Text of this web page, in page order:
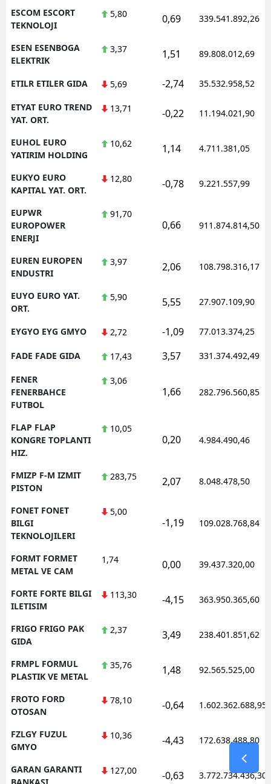
ESCOM ESCORT
TEKNOLOJI
5,80 0,69 339.541.892,26
ESEN ESENBOGA
ELEKTRIK
3,37 1,51 89.808.012,69
ETILR ETILER GIDA 5,69 -2,74 35.532.958,52
ETYAT EURO TREND
YAT. ORT.
13,71 -0,22 11.194.021,90
EUHOL EURO
YATIRIM HOLDING
10,62 1,14 4.711.381,05
EUKYO EURO
KAPITAL YAT. ORT.
12,80 -0,78 9.221.557,99
EUPWR
EUROPOWER
ENERJI
91,70
0,66 911.874.814,50
EUREN EUROPEN
ENDUSTRI
3,97 2,06 108.798.316,17
EUYO EURO YAT.
ORT.
5,90 5,55 27.907.109,90
EYGYO EYG GMYO 2,72 -1,09 77.013.374,25
FADE FADE GIDA 17,43 3,57 331.374.492,49
FENER
FENERBAHCE
FUTBOL
3,06
1,66 282.796.560,85
FLAP FLAP
KONGRE TOPLANTI
HIZ.
10,05
0,20 4.984.490,46
FMIZP F-M IZMIT
PISTON
283,75 2,07 8.048.478,50
FONET FONET
BILGI
TEKNOLOJILERI
5,00
-1,19 109.028.768,84
FORMT FORMET
METAL VE CAM
1,74 0,00 39.437.320,00
FORTE FORTE BILGI
ILETISIM
113,30 -4,15 363.950.365,60
FRIGO FRIGO PAK
GIDA
2,37 3,49 238.401.851,62
FRMPL FORMUL
PLASTIK VE METAL
35,76 1,48 92.565.525,00
FROTO FORD
OTOSAN
78,10 -0,64 1.602.362.688,95
FZLGY FUZUL
GMYO
10,36 -4,43 172.638.488,80
GARAN GARANTI
BANKASI
127,00 -0,63 3.772.734.436,30